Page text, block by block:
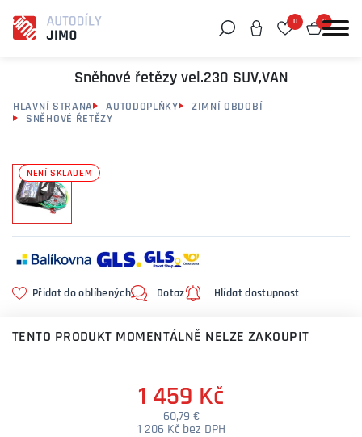
0 0
Sněhové řetězy vel.230 SUV,VAN
HLAVNÍ STRANA AUTODOPLŇKY
ZIMNÍ OBDOBÍ
SNĚHOVÉ ŘETĚZY
NENÍ SKLADEM
Přidat do oblíbených Dotaz Hlídat dostupnost
TENTO PRODUKT MOMENTÁLNĚ NELZE ZAKOUPIT
1 459 Kč
60,79 €
1 206 Kč bez DPH
Můžeme vám pomoci něco najít?